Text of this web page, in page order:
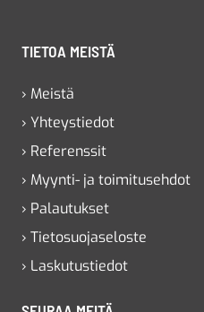
TIETOA MEISTÄ
› Meistä
› Yhteystiedot
› Referenssit
› Myynti- ja toimitusehdot
› Palautukset
› Tietosuojaseloste
› Laskutustiedot